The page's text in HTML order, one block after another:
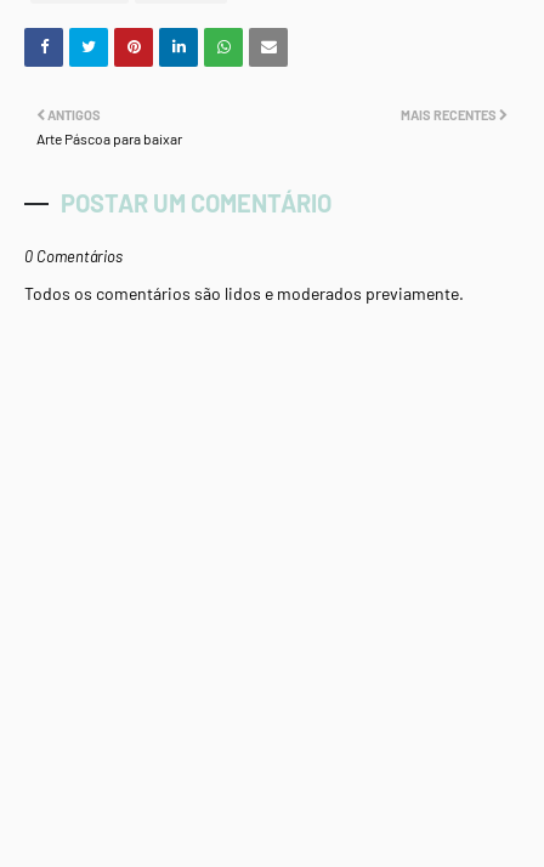
MAIS RECENTES
ANTIGOS
Arte Páscoa para baixar
POSTAR UM COMENTÁRIO
0 Comentários
Todos os comentários são lidos e moderados previamente.